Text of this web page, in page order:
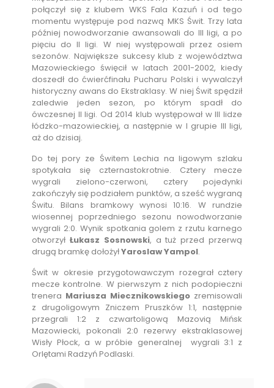
połączył się z klubem WKS Fala Kazuń i od tego
momentu występuje pod nazwą MKS Świt. Trzy lata
później nowodworzanie awansowali do III ligi, a po
pięciu do II ligi. W niej występowali przez osiem
sezonów. Największe sukcesy klub z województwa
Mazowieckiego święcił w latach 2001-2002, kiedy
doszedł do ćwierćfinału Pucharu Polski i wywalczył
historyczny awans do Ekstraklasy. W niej Świt spędził
zaledwie jeden sezon, po którym spadł do
ówczesnej II ligi. Od 2014 klub występował w III lidze
łódzko-mazowieckiej, a następnie w I grupie III ligi,
aż do dzisiaj.
Do tej pory ze Świtem Lechia na ligowym szlaku
spotykała się czternastokrotnie. Cztery mecze
wygrali zielono-czerwoni, cztery pojedynki
zakończyły się podziałem punktów, a sześć wygraną
Świtu. Bilans bramkowy wynosi 10:16. W rundzie
wiosennej poprzedniego sezonu nowodworzanie
wygrali 2:0. Wynik spotkania golem z rzutu karnego
otworzył Łukasz Sosnowski, a tuż przed przerwą
drugą bramkę dołożyłYaroslaw Yampol.
Świt w okresie przygotowawczym rozegrał cztery
mecze kontrolne. W pierwszym z nich podopieczni
trenera Mariusza Miecznikowskiegozremisowali
z drugoligowym Zniczem Pruszków 1:1, następnie
przegrali 1:2 z czwartoligową Mazovią Mińsk
Mazowiecki, pokonali 2:0 rezerwy ekstraklasowej
Wisły Płock, a w próbie generalnej wygrali 3:1 z
Orlętami Radzyń Podlaski.